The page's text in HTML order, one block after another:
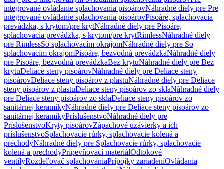
integrované ovládanie splachovania pisoárovNáhradné diely pre Pre
integrované ovládanie splachovania pisoárovPisoáre, splachovacia
prevádzka, s krytom/pre krytNáhradné diely pre Pisoáre,
splachovacia prevádzka, s krytom/pre krytRimlessNáhradné diely
pre RimlessSo splachovacím okrajomNáhradné diely pre So
splachovacím okrajomPisoáre, bezvodná prevádzkaNáhradné diely
pre Pisoáre, bezvodná prevádzkaBez krytuNáhradné diely pre Bez
krytuDeliace steny pisoárovNáhradné diely pre Deliace steny
pisoárovDeliace steny pisoárov z plastuNáhradné diely pre Deliace
steny pisoárov z plastuDeliace steny pisoárov zo sklaNáhradné diely
pre Deliace steny pisoárov zo sklaDeliace steny pisoárov zo
sanitárnej keramikyNáhradné diely pre Deliace steny pisoárov zo
sanitárnej keramikyPríslušenstvoNáhradné diely pre
PríslušenstvoKryty pisoárovZápachové uzávierky a ich
príslušenstvoSplachovacie rúrky, splachovacie kolená a
prechodyNáhradné diely pre Splachovacie rúrky, splachovacie
kolená a prechodyPripevňovací materiálOdtokové
ventilyRozdeľovač splachovaniaPrípojky zariadeníOvládania